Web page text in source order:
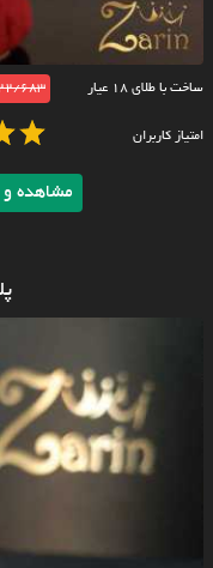
ساخت با طلای ۱۸ عیار 683
امتیاز کاربران
مشاهده